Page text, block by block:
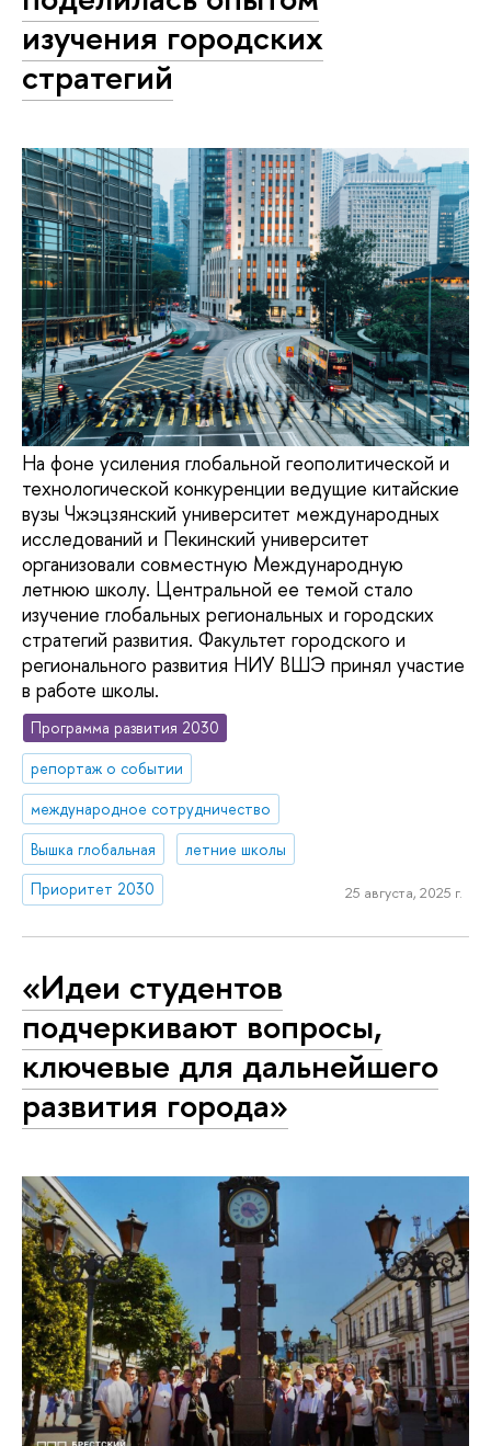
изучения городских
стратегий
На фоне усиления глобальной геополитической и
технологической конкуренции ведущие китайские
вузы Чжэцзянский университет международных
исследований и Пекинский университет
организовали совместную Международную
летнюю школу. Центральной ее темой стало
изучение глобальных региональных и городских
стратегий развития. Факультет городского и
регионального развития НИУ ВШЭ принял участие
в работе школы.
Программа развития 2030
репортаж о событии
международное сотрудничество
Вышка глобальная
летние школы
Приоритет 2030
25 августа, 2025 г.
«Идеи студентов
подчеркивают вопросы,
ключевые для дальнейшего
развития города»